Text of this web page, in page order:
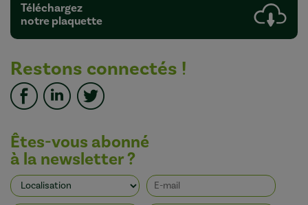
Téléchargez
notre plaquette
Restons connectés !
Êtes-vous abonné
à la newsletter ?